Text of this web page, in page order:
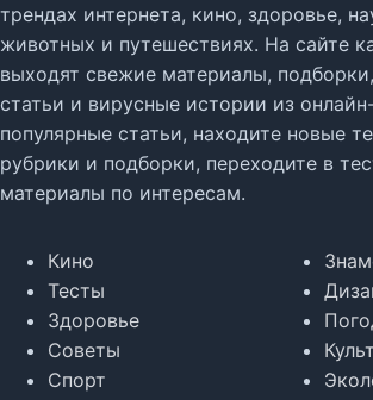
трендах интернета, кино, здоровье,
животных и путешествиях. На сайте
выходят свежие материалы,
статьи и вирусные истории из
популярные статьи, находите новые
рубрики и подборки, переходите в
материалы по интересам.
Кино
Тесты
Здоровье
Советы
Спорт